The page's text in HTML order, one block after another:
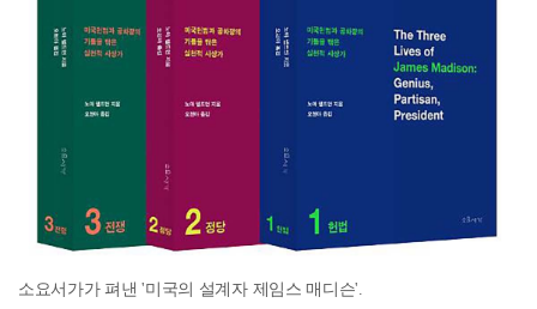
소요서가가 펴낸 '미국의 설계자 제임스 매디슨'.